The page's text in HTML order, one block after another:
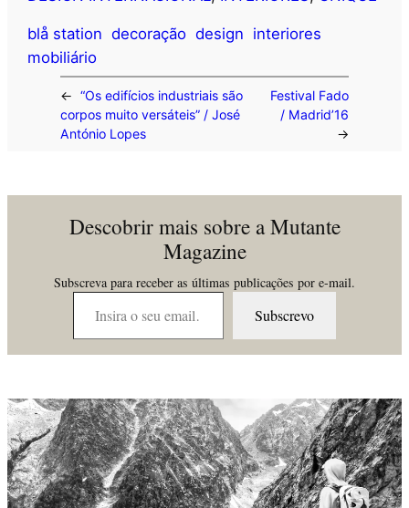
blå station decoração design interiores
mobiliário
←
“Os edifícios industriais são
corpos muito versáteis” / José
António Lopes
Festival Fado
/ Madrid’16
→
Descobrir mais sobre a Mutante
Magazine
Subscreva para receber as últimas publicações por e-mail.
Insira o seu email…
Subscrevo